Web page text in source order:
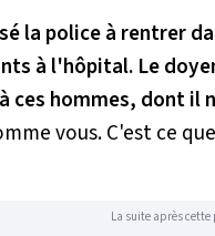
la police à rentrer
à l'hôpital. Le
ces hommes, dont il
vous. C'est ce
La suite après